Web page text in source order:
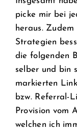
picke mir bei
heraus.
Strategien
die folgenden
selber und bin
markierten
bzw. Referral-
Provision vom
welchen ich